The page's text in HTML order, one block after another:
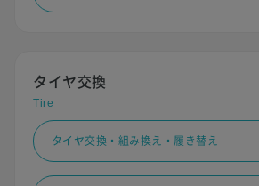
タイヤ交換
Tire
タイヤ交換・組み換え・履き替え